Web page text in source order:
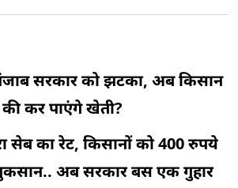
सरकार को झटका, अब किसान
की कर पाएंगे खेती?
सेब का रेट, किसानों को 400 रुपये
नुकसान.. अब सरकार बस एक गुहार